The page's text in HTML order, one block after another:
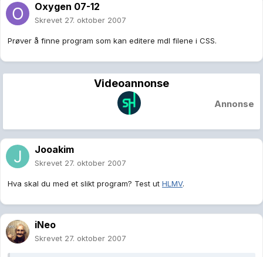
Oxygen 07-12
Skrevet 27. oktober 2007
Prøver å finne program som kan editere mdl filene i CSS.
Videoannonse
Annonse
Jooakim
Skrevet 27. oktober 2007
Hva skal du med et slikt program? Test ut HLMV.
iNeo
Skrevet 27. oktober 2007